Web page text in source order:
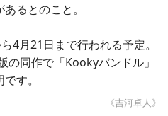
るとのこと。
4月21日まで行われる予定。
の同作で「Kookyバンドル」
す。
《吉河卓人》